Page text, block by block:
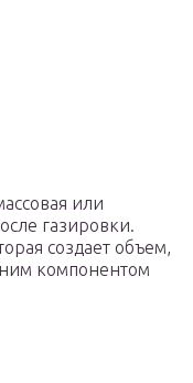
или
газировки.
создает объем,
компонентом